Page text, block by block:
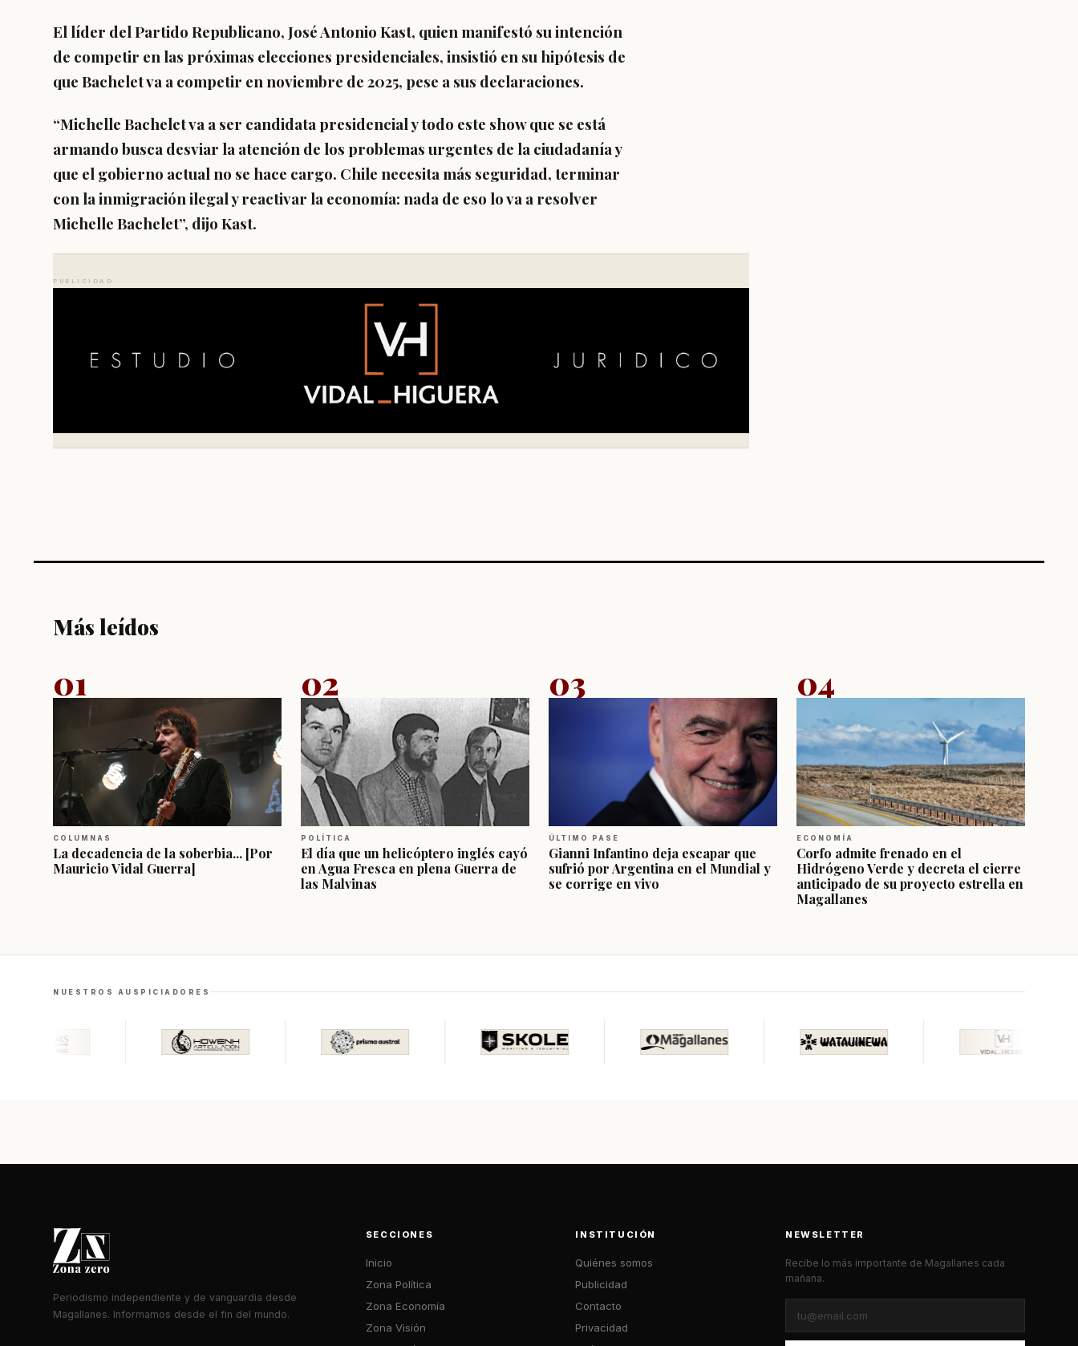
El líder del Partido Republicano, José Antonio Kast, quien manifestó su intención
de competir en las próximas elecciones presidenciales, insistió en su hipótesis de
que Bachelet va a competir en noviembre de 2025, pese a sus declaraciones.
“Michelle Bachelet va a ser candidata presidencial y todo este show que se está
armando busca desviar la atención de los problemas urgentes de la ciudadanía y
que el gobierno actual no se hace cargo. Chile necesita más seguridad, terminar
con la inmigración ilegal y reactivar la economía: nada de eso lo va a resolver
Michelle Bachelet”, dijo Kast.
PUBLICIDAD
Más leídos
01
COLUMNAS
La decadencia de la soberbia... [Por
Mauricio Vidal Guerra]
02
POLÍTICA
El día que un helicóptero inglés cayó
en Agua Fresca en plena Guerra de
las Malvinas
03
ÚLTIMO PASE
Gianni Infantino deja escapar que
sufrió por Argentina en el Mundial y
se corrige en vivo
04
ECONOMÍA
Corfo admite frenado en el
Hidrógeno Verde y decreta el cierre
anticipado de su proyecto estrella en
Magallanes
NUESTROS AUSPICIADORES
Periodismo independiente y de vanguardia desde
Magallanes. Informamos desde el fin del mundo.
SECCIONES
Inicio
Zona Política
Zona Economía
Zona Visión
INSTITUCIÓN
Quiénes somos
Publicidad
Contacto
Privacidad
NEWSLETTER
Recibe lo más importante de Magallanes cada
mañana.